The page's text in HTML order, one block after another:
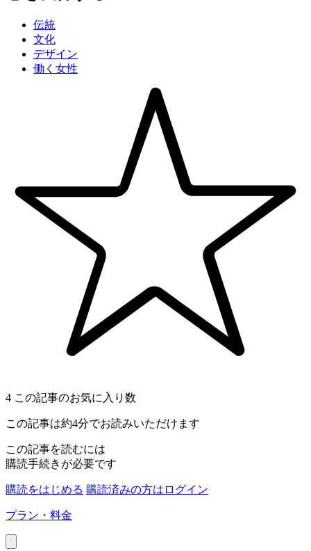
伝統
文化
デザイン
働く女性
4 この記事のお気に入り数
この記事は約4分でお読みいただけます
この記事を読むには
購読手続きが必要です
購読をはじめる 購読済みの方はログイン
プラン・料金